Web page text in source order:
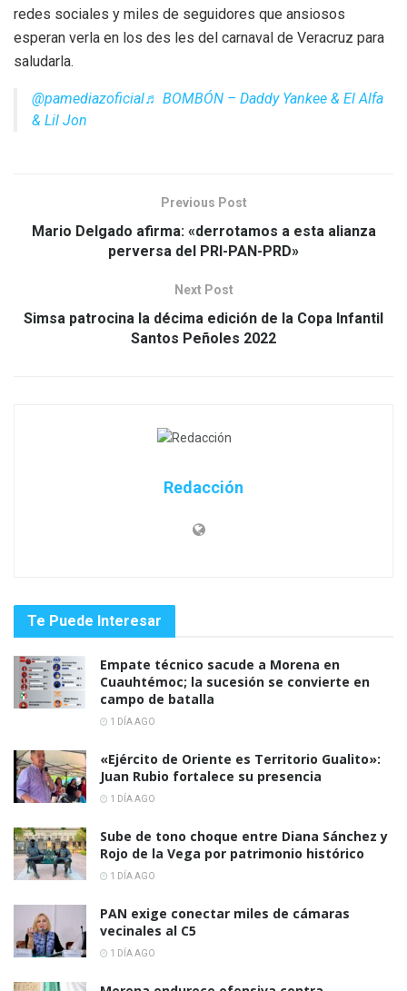
redes sociales y miles de seguidores que ansiosos
esperan verla en los des les del carnaval de Veracruz para
saludarla.
@pamediazoficial♬ BOMBÓN – Daddy Yankee & El Alfa
& Lil Jon
Previous Post
Mario Delgado afirma: «derrotamos a esta alianza
perversa del PRI-PAN-PRD»
Next Post
Simsa patrocina la décima edición de la Copa Infantil
Santos Peñoles 2022
Redacción
Te Puede Interesar
Empate técnico sacude a Morena en
Cuauhtémoc; la sucesión se convierte en
campo de batalla
1 DÍA AGO
«Ejército de Oriente es Territorio Gualito»:
Juan Rubio fortalece su presencia
1 DÍA AGO
Sube de tono choque entre Diana Sánchez y
Rojo de la Vega por patrimonio histórico
1 DÍA AGO
PAN exige conectar miles de cámaras
vecinales al C5
1 DÍA AGO